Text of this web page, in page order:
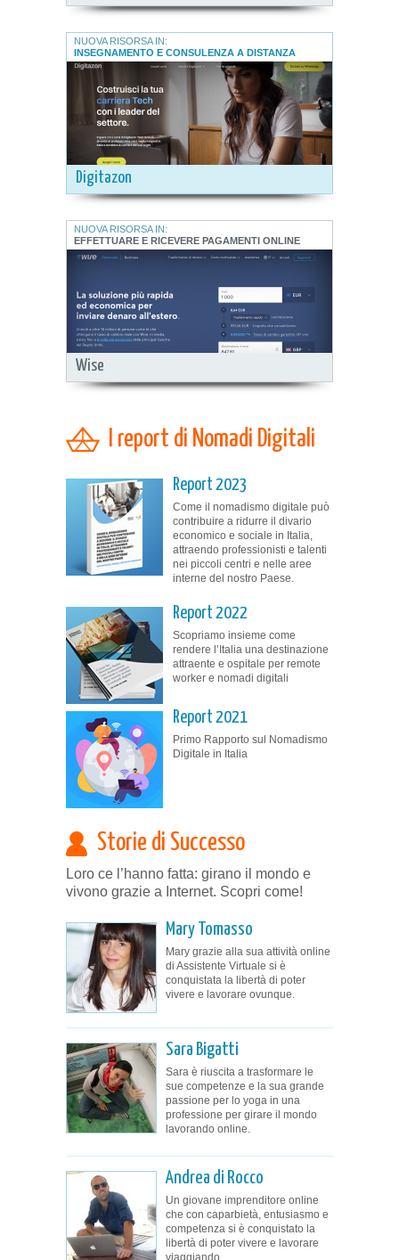
Digitazon
NUOVA RISORSA IN:
INSEGNAMENTO E CONSULENZA A DISTANZA
Wise
NUOVA RISORSA IN:
EFFETTUARE E RICEVERE PAGAMENTI ONLINE
I report di Nomadi Digitali
Report 2023
Come il nomadismo digitale può
contribuire a ridurre il divario
economico e sociale in Italia,
attraendo professionisti e talenti
nei piccoli centri e nelle aree
interne del nostro Paese.
Report 2022
Scopriamo insieme come
rendere l’Italia una destinazione
attraente e ospitale per remote
worker e nomadi digitali
Report 2021
Primo Rapporto sul Nomadismo
Digitale in Italia
Storie di Successo
Loro ce l’hanno fatta: girano il mondo e
vivono grazie a Internet. Scopri come!
Mary Tomasso
Mary grazie alla sua attività online
di Assistente Virtuale si è
conquistata la libertà di poter
vivere e lavorare ovunque.
Sara Bigatti
Sara è riuscita a trasformare le
sue competenze e la sua grande
passione per lo yoga in una
professione per girare il mondo
lavorando online.
Andrea di Rocco
Un giovane imprenditore online
che con caparbietà, entusiasmo e
competenza si è conquistato la
libertà di poter vivere e lavorare
viaggiando.